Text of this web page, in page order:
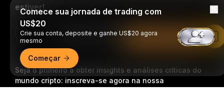
Seja o primeiro a obter insights e análises críticas do
mundo cripto: inscreva-se agora na nossa
estiver!
Download Bybit App
Comece sua jornada de trading com
US$20
Crie sua conta, deposite e ganhe US$20 agora
mesmo
Começar
Leia no app da Bybit